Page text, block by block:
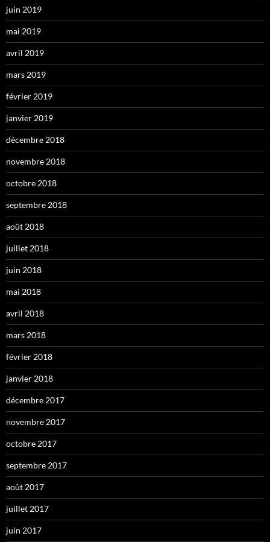
juin 2019
mai 2019
avril 2019
mars 2019
février 2019
janvier 2019
décembre 2018
novembre 2018
octobre 2018
septembre 2018
août 2018
juillet 2018
juin 2018
mai 2018
avril 2018
mars 2018
février 2018
janvier 2018
décembre 2017
novembre 2017
octobre 2017
septembre 2017
août 2017
juillet 2017
juin 2017